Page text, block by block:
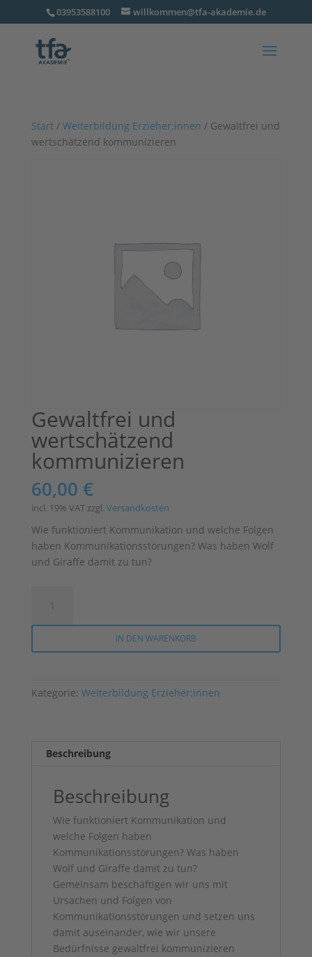
03953588100 willkommen@tfa-akademie.de
Start/ Weiterbildung Erzieher:innen / Gewaltfrei und
wertschätzend kommunizieren
Gewaltfrei und
wertschätzend
kommunizieren
60,00 €
incl. 19% VAT zzgl. Versandkosten
Wie funktioniert Kommunikation und welche Folgen
haben Kommunikationsstörungen? Was haben Wolf
und Giraffe damit zu tun?
wertschätzend
IN DEN WARENKORB
Kategorie: Weiterbildung Erzieher:innen
Beschreibung
Beschreibung
Wie funktioniert Kommunikation und
welche Folgen haben
Kommunikationsstörungen? Was haben
Wolf und Giraffe damit zu tun?
Gemeinsam beschäftigen wir uns mit
Ursachen und Folgen von
Kommunikationsstörungen und setzen uns
damit auseinander, wie wir unsere
Bedürfnisse gewaltfrei kommunizieren